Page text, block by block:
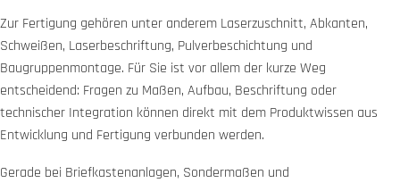
Zur Fertigung gehören unter anderem Laserzuschnitt, Abkanten,
Schweißen, Laserbeschriftung, Pulverbeschichtung und
Baugruppenmontage. Für Sie ist vor allem der kurze Weg
entscheidend: Fragen zu Maßen, Aufbau, Beschriftung oder
technischer Integration können direkt mit dem Produktwissen aus
Entwicklung und Fertigung verbunden werden.
Gerade bei Briefkastenanlagen, Sondermaßen und